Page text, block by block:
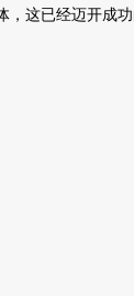
，这已经迈开成